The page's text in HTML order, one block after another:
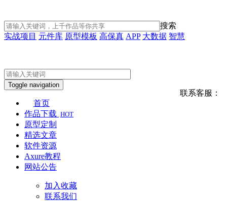
搜索
实战项目 元件库 原型模板 高保真 APP 大数据 智慧
联系客服：
Toggle navigation
首页
作品下载 HOT
原型定制
精选文章
软件资源
Axure教程
网站公告
加入收藏
联系我们